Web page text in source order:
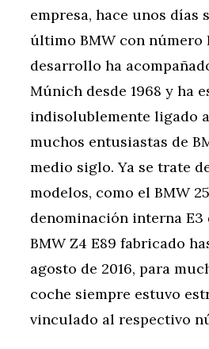
empresa, hace unos días
último BMW con número
desarrollo ha
Múnich desde 1968 y ha
indisolublemente ligado
muchos entusiastas de
medio siglo. Ya se trate
modelos, como el BMW
denominación interna E3
BMW Z4 E89 fabricado
agosto de 2016, para
coche siempre estuvo
vinculado al respectivo